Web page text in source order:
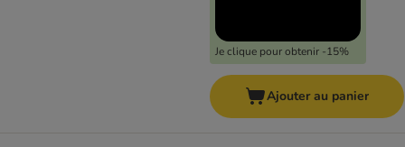
Je clique pour obtenir -15%
Ajouter au panier